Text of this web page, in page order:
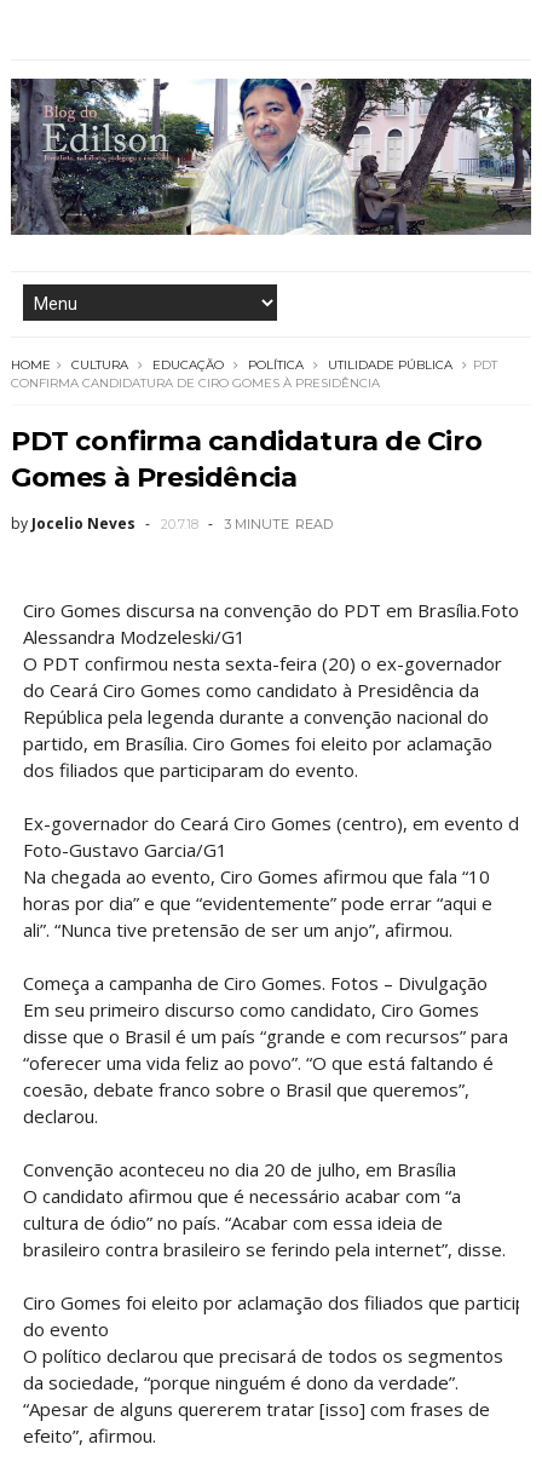
HOME CULTURA EDUCAÇÃO POLÍTICA UTILIDADE PÚBLICA
PDT
CONFIRMA CANDIDATURA DE CIRO GOMES À PRESIDÊNCIA
PDT confirma candidatura de Ciro
Gomes à Presidência
by Jocelio Neves 20.7.18 3 MINUTE READ
Ciro Gomes discursa na convenção do PDT em Brasília.Foto-
Alessandra Modzeleski/G1
O PDT confirmou nesta sexta-feira (20) o ex-governador
do Ceará Ciro Gomes como candidato à Presidência da
República pela legenda durante a convenção nacional do
partido, em Brasília. Ciro Gomes foi eleito por aclamação
dos filiados que participaram do evento.
Ex-governador do Ceará Ciro Gomes (centro), em evento do
Foto-Gustavo Garcia/G1
Na chegada ao evento, Ciro Gomes afirmou que fala “10
horas por dia” e que “evidentemente” pode errar “aqui e
ali”. “Nunca tive pretensão de ser um anjo”, afirmou.
Começa a campanha de Ciro Gomes. Fotos – Divulgação
Em seu primeiro discurso como candidato, Ciro Gomes
disse que o Brasil é um país “grande e com recursos” para
“oferecer uma vida feliz ao povo”. “O que está faltando é
coesão, debate franco sobre o Brasil que queremos”,
declarou.
Convenção aconteceu no dia 20 de julho, em Brasília
O candidato afirmou que é necessário acabar com “a
cultura de ódio” no país. “Acabar com essa ideia de
brasileiro contra brasileiro se ferindo pela internet”, disse.
Ciro Gomes foi eleito por aclamação dos filiados que
do evento
O político declarou que precisará de todos os segmentos
da sociedade, “porque ninguém é dono da verdade”.
“Apesar de alguns quererem tratar [isso] com frases de
efeito”, afirmou.